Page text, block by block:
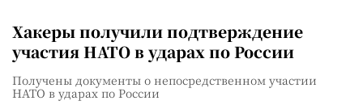
Хакеры получили подтверждение
участия НАТО в ударах по России
Получены документы о непосредственном участии
НАТО в ударах по России